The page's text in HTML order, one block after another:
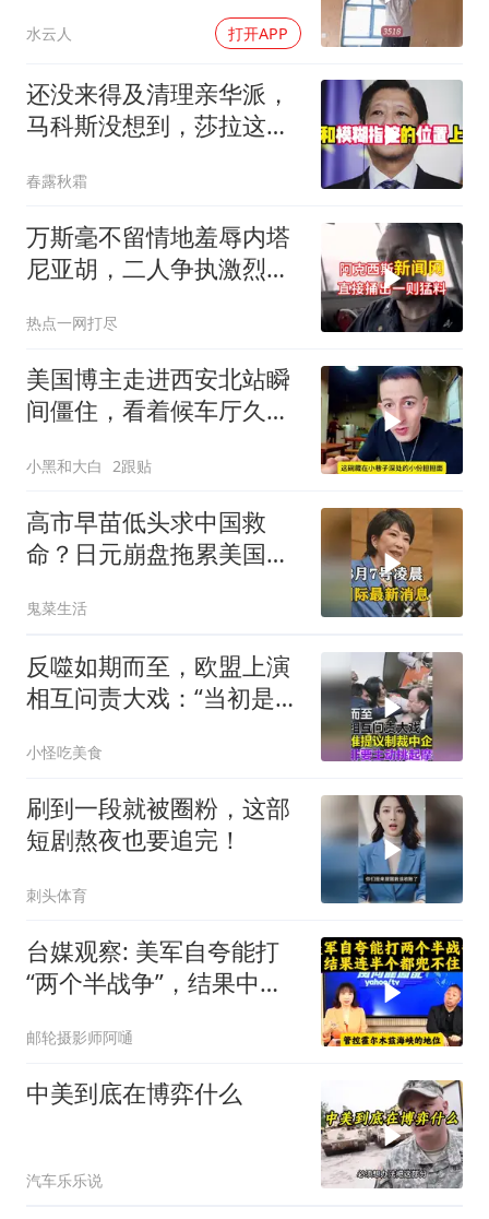
水云人 打开APP
还没来得及清理亲华派，
马科斯没想到，莎拉这次
春露秋霜
万斯毫不留情地羞辱内塔
尼亚胡，二人争执激烈，
热点一网打尽
美国博主走进西安北站瞬
间僵住，看着候车厅久久
小黑和大白 2跟贴
高市早苗低头求中国救
命？日元崩盘拖累美国下
鬼菜生活
反噬如期而至，欧盟上演
相互问责大戏：“当初是谁
小怪吃美食
刷到一段就被圈粉，这部
短剧熬夜也要追完！
刺头体育
台媒观察: 美军自夸能打
“两个半战争”，结果中东
邮轮摄影师阿嗵
中美到底在博弈什么
汽车乐乐说